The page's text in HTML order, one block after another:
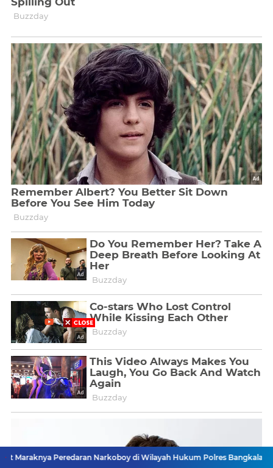
Peredaran Narkoboy di Wilayah Hukum Polres Bangkalan, Keresahan